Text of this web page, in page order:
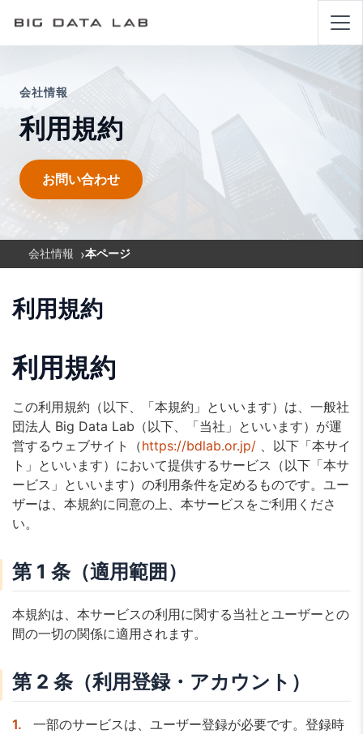
会社情報
利用規約
お問い合わせ
会社情報 ›本ページ
利用規約
利用規約
この利用規約（以下、「本規約」といいます）は、一般社
団法人 Big Data Lab（以下、「当社」といいます）が運
営するウェブサイト（https://bdlab.or.jp/ 、以下「本サイ
ト」といいます）において提供するサービス（以下「本サ
ービス」といいます）の利用条件を定めるものです。ユー
ザーは、本規約に同意の上、本サービスをご利用くださ
い。
第 1 条（適用範囲）
本規約は、本サービスの利用に関する当社とユーザーとの
間の一切の関係に適用されます。
第 2 条（利用登録・アカウント）
一部のサービスは、ユーザー登録が必要です。登録時